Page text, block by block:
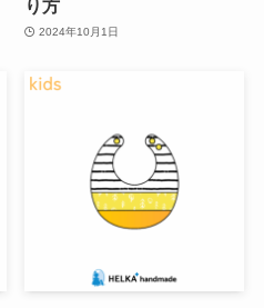
り方
2024年10月1日